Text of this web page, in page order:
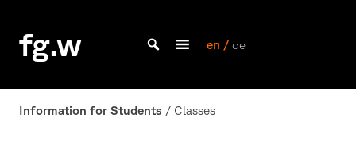
content
fg.w
Bachelor Kommunikationsdesign und Master Design & Information studieren
en / de
Information for Students / Classes